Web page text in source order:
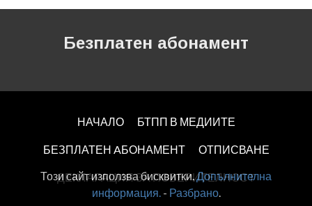
Безплатен абонамент
НАЧАЛО БТПП В МЕДИИТЕ
БЕЗПЛАТЕН AБОНАМЕНТ ОТПИСВАНЕ
ДЕКЛАРАЦИЯ ЗА ПОВЕРИТЕЛНОСT
Този сайт използва бисквитки.Допълнителна
информация.- Разбрано.